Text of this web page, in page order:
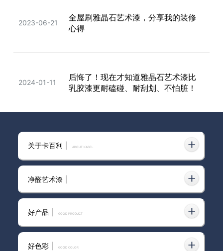
2024-04-24
大平层装修艺术漆怎么选?看完这篇
你就懂了!!
2023-06-21
全屋刷雅晶石艺术漆，分享我的装修
心得
2024-01-11
后悔了！现在才知道雅晶石艺术漆比
乳胶漆更耐磕碰、耐刮划、不怕脏！
2023-11-18
仙又实用
2023-08-24
我宣布！雅晶石艺术漆做电视背景墙
关于卡百利 ABOUT KABEL
净醛艺术漆
好产品 GOOD PRODUCT
好色彩 GOOD COLOR